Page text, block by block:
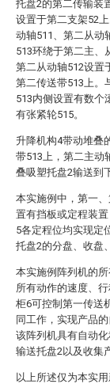
托盘2的第二传输装
设置于第二支架52
动轴511、第二从动
513环绕于第二主、
第二从动轴512设置
第二传送带513上。
513内侧设置有数个
有张紧轮515。
升降机构4带动堆叠
带513上，第二主动
叠吸塑托盘2输送到
本实施例中，第一
置有挡板或定程装
5各定程位均实现定
托盘2的分盘、收盘
本实施例阵列机的
所有动作的速度、
柜6可控制第一传送
同工作，实现产品
该阵列机具有自动
输送托盘2以及收集
以上所述仅为本实